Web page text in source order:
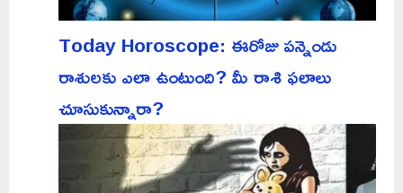
Today Horoscope: ఈరోజు పన్నెండు
రాశులకు ఎలా ఉంటుంది? మీ రాశి ఫలాలు
చూసుకున్నారా?